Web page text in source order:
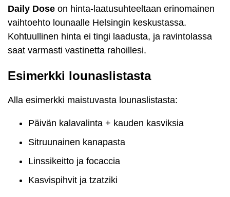
Daily Dose on hinta-laatusuhteeltaan erinomainen
vaihtoehto lounaalle Helsingin keskustassa.
Kohtuullinen hinta ei tingi laadusta, ja ravintolassa
saat varmasti vastinetta rahoillesi.
Esimerkki lounaslistasta
Alla esimerkki maistuvasta lounaslistasta:
Päivän kalavalinta + kauden kasviksia
Sitruunainen kanapasta
Linssikeitto ja focaccia
Kasvispihvit ja tzatziki